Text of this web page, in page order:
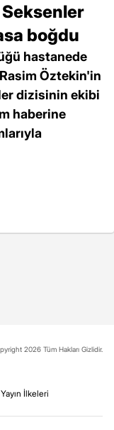
boğdu
hastanede
Öztekin'in
dizisinin ekibi
haberine
2026 Tüm Hakları Gizlidir.
Yayın İlkeleri